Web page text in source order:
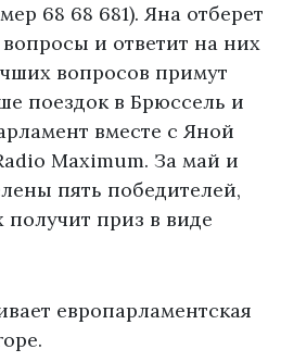
68 68 681). Яна отберет
и ответит на них
вопросов примут
поездок в Брюссель и
вместе с Яной
Maximum. За май и
пять победителей,
приз в виде
европарламентская